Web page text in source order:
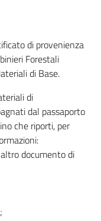
di provenienza
Forestali
di Base.
di
dal passaporto
che riporti, per
documento di